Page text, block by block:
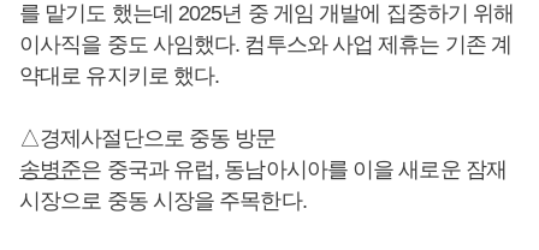
를 맡기도 했는데 2025년 중 게임 개발에 집중하기 위해
이사직을 중도 사임했다. 컴투스와 사업 제휴는 기존 계
약대로 유지키로 했다.
△경제사절단으로 중동 방문
송병준은 중국과 유럽, 동남아시아를 이을 새로운 잠재
시장으로 중동 시장을 주목한다.